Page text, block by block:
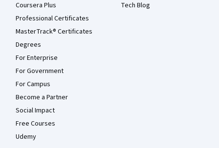
Coursera Plus
Professional Certificates
MasterTrack® Certificates
Degrees
For Enterprise
For Government
For Campus
Become a Partner
Social Impact
Free Courses
Udemy
Tech Blog